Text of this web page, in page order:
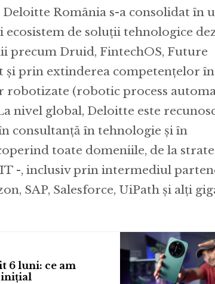
Deloitte România s-a consolidat în
de soluții tehnologice
precum Druid, FintechOS, Future
și prin extinderea competențelor în
robotizate (robotic process
nivel global, Deloitte este
consultanță în tehnologie și în
toate domeniile, de la
-, inclusiv prin intermediul
SAP, Salesforce, UiPath și alți
6 luni: ce am
inițial